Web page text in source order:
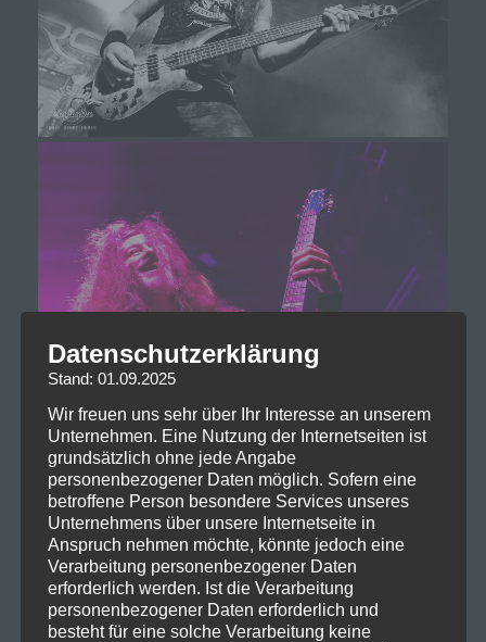
Datenschutzerklärung
Stand: 01.09.2025
Wir freuen uns sehr über Ihr Interesse an unserem
Unternehmen. Eine Nutzung der Internetseiten ist
grundsätzlich ohne jede Angabe
personenbezogener Daten möglich. Sofern eine
betroffene Person besondere Services unseres
Unternehmens über unsere Internetseite in
Anspruch nehmen möchte, könnte jedoch eine
Verarbeitung personenbezogener Daten
erforderlich werden. Ist die Verarbeitung
personenbezogener Daten erforderlich und
besteht für eine solche Verarbeitung keine